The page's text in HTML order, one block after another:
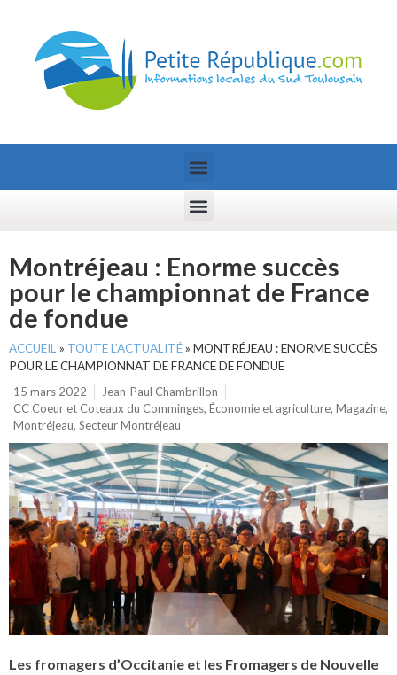
Montréjeau : Enorme succès
pour le championnat de France
de fondue
ACCUEIL » TOUTE L’ACTUALITÉ» MONTRÉJEAU : ENORME SUCCÈS
POUR LE CHAMPIONNAT DE FRANCE DE FONDUE
15 mars 2022
Jean-Paul Chambrillon
CC Coeur et Coteaux du Comminges, Économie et agriculture, Magazine,
Montréjeau, Secteur Montréjeau
Les fromagers d’Occitanie et les Fromagers de Nouvelle